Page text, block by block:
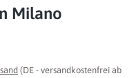
Milano
5 Sternen
(DE - versandkostenfrei ab